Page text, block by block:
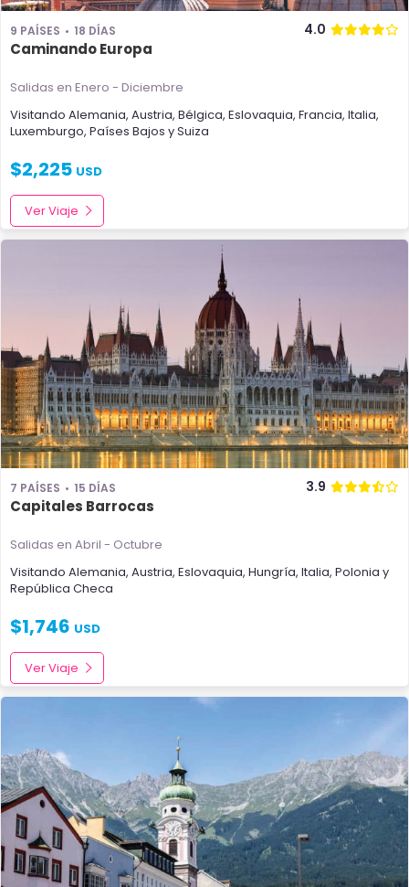
9 PAÍSES 18 DÍAS 4.0
Caminando Europa
Salidas en Enero - Diciembre
Visitando Alemania, Austria, Bélgica, Eslovaquia, Francia, Italia,
Luxemburgo, Países Bajos ySuiza
$2,225 USD
Ver Viaje
7 PAÍSES 15 DÍAS 3.9
Capitales Barrocas
Salidas en Abril - Octubre
Visitando Alemania, Austria, Eslovaquia, Hungría, Italia, Polonia y
República Checa
$1,746 USD
Ver Viaje